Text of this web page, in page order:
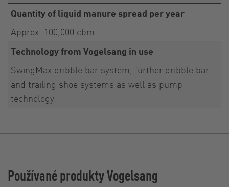
Quantity of liquid manure spread per year
Approx. 100,000 cbm
Technology from Vogelsang in use
SwingMax dribble bar system, further dribble bar
and trailing shoe systems as well as pump
technology
Používané produkty Vogelsang